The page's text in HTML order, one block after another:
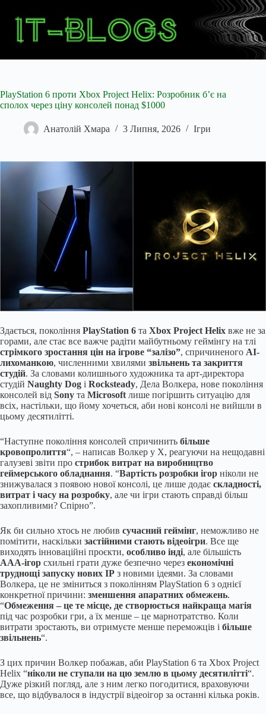
PlayStation 6 проти Xbox Project Helix: Розробник б’є на
сполох через ціну консолей понад $1000
Анатолій Хмара 3 Липня, 2026 Ігри
Здається, покоління PlayStation 6 та Xbox Project Helix вже не за
горами, але стає все важче радіти майбутньому геймінгу на тлі
стрімкого зростання цін на ігрове “залізо”, спричиненого AI-
лихоманкою, численними хвилями звільнень та закриття
студій. За словами колишнього художника та арт-директора
студій Naughty Dog і Rocksteady, Дела Волкера, нове покоління
консолей від Sony та Microsoft лише погіршить ситуацію для
всіх, настільки, що йому хочеться, аби нові консолі не вийшли в
цьому десятилітті.
“Наступне покоління консолей спричинить більше
кровопролиття“, – написав Волкер у X, реагуючи на нещодавні
галузеві звіти про стрибок витрат на виробництво
геймерського обладнання. “Вартість розробки ігор ніколи не
знижувалася з появою нової консолі, це лише додає складності,
витрат і часу на розробку, але чи ігри стають справді більш
захопливими? Спірно”.
Як би сильно хтось не любив сучасний геймінг, неможливо не
помітити, наскільки застійними стають відеоігри. Все ще
виходять інноваційні проєкти, особливо інді, але більшість
AAA-ігор схильні грати дуже безпечно через економічні
труднощі запуску нових IP з новими ідеями. За словами
Волкера, це не зміниться з поколінням PlayStation 6 з однієї
конкретної причини: зменшення апаратних обмежень.
“Обмеження – це те місце, де створюється найкраща магія
під час розробки гри, а їх менше – це марнотратство. Коли
витрати зростають, ви отримуєте менше переможців і більше
звільнень“.
З цих причин Волкер побажав, аби PlayStation 6 та Xbox Project
Helix “ніколи не ступали на цю землю в цьому десятилітті“.
Дуже різкий погляд, але з ним легко погодитися, враховуючи
все, що відбувалося в індустрії відеоігор за останні кілька років.